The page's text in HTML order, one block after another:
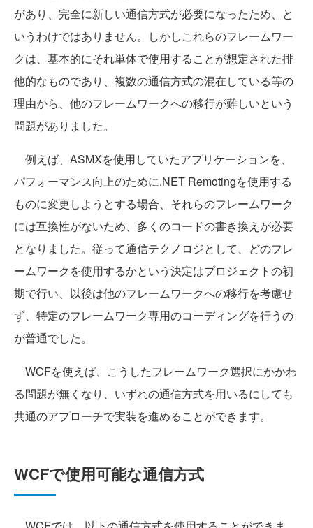
があり、完全に新しい通信方式が必要になったため、と
いうわけではありません。しかしこれらのフレームワー
クは、基本的にそれ単体で使用することが想定された排
他的なものであり、複数の通信方式の混在している等の
理由から、他のフレームワークへの移行が難しいという
問題がありました。
例えば、ASMXを使用していたアプリケーションを、
パフォーマンス向上のために.NET Remotingを使用する
ものに変更しようとする場合、それらのフレームワーク
には互換性がないため、多くのコードの書き換えが必要
となりました。従って通信テクノロジとして、どのフレ
ームワークを使用するかという決定はプロジェクトの初
期で行い、以後は他のフレームワークへの移行を考慮せ
ず、特定のフレームワーク専用のコーディングを行うの
が普通でした。
WCFを使えば、こうしたフレームワーク選択にかかわ
る問題が無くなり、いずれの通信方式を用いるにしても
共通のアプローチで実装を進めることができます。
WCFで使用可能な通信方式